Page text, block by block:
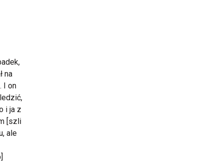
na
I on
i ja z
[szli
ale